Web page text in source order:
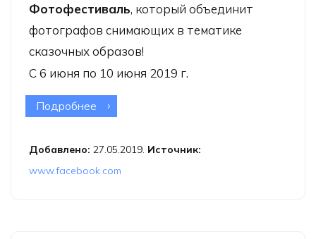
Фотофестиваль, который объединит
фотографов снимающих в тематике
сказочных образов!
С 6 июня по 10 июня 2019 г.
Подробнее о Международный Сказочный
Добавлено: 27.05.2019. Источник:
www.facebook.com